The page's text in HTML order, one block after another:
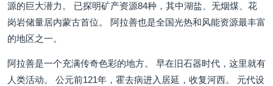
源的巨大潜力。 已探明矿产资源84种，其中湖盐、无烟煤、花
岗岩储量居内蒙古首位。 阿拉善也是全国光热和风能资源最丰富
的地区之一。
阿拉善是一个充满传奇色彩的地方。 早在旧石器时代，这里就有
人类活动。 公元前121年，霍去病进入居延，收复河西。 元代设